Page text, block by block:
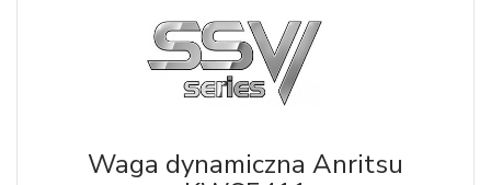
Waga dynamiczna Anritsu